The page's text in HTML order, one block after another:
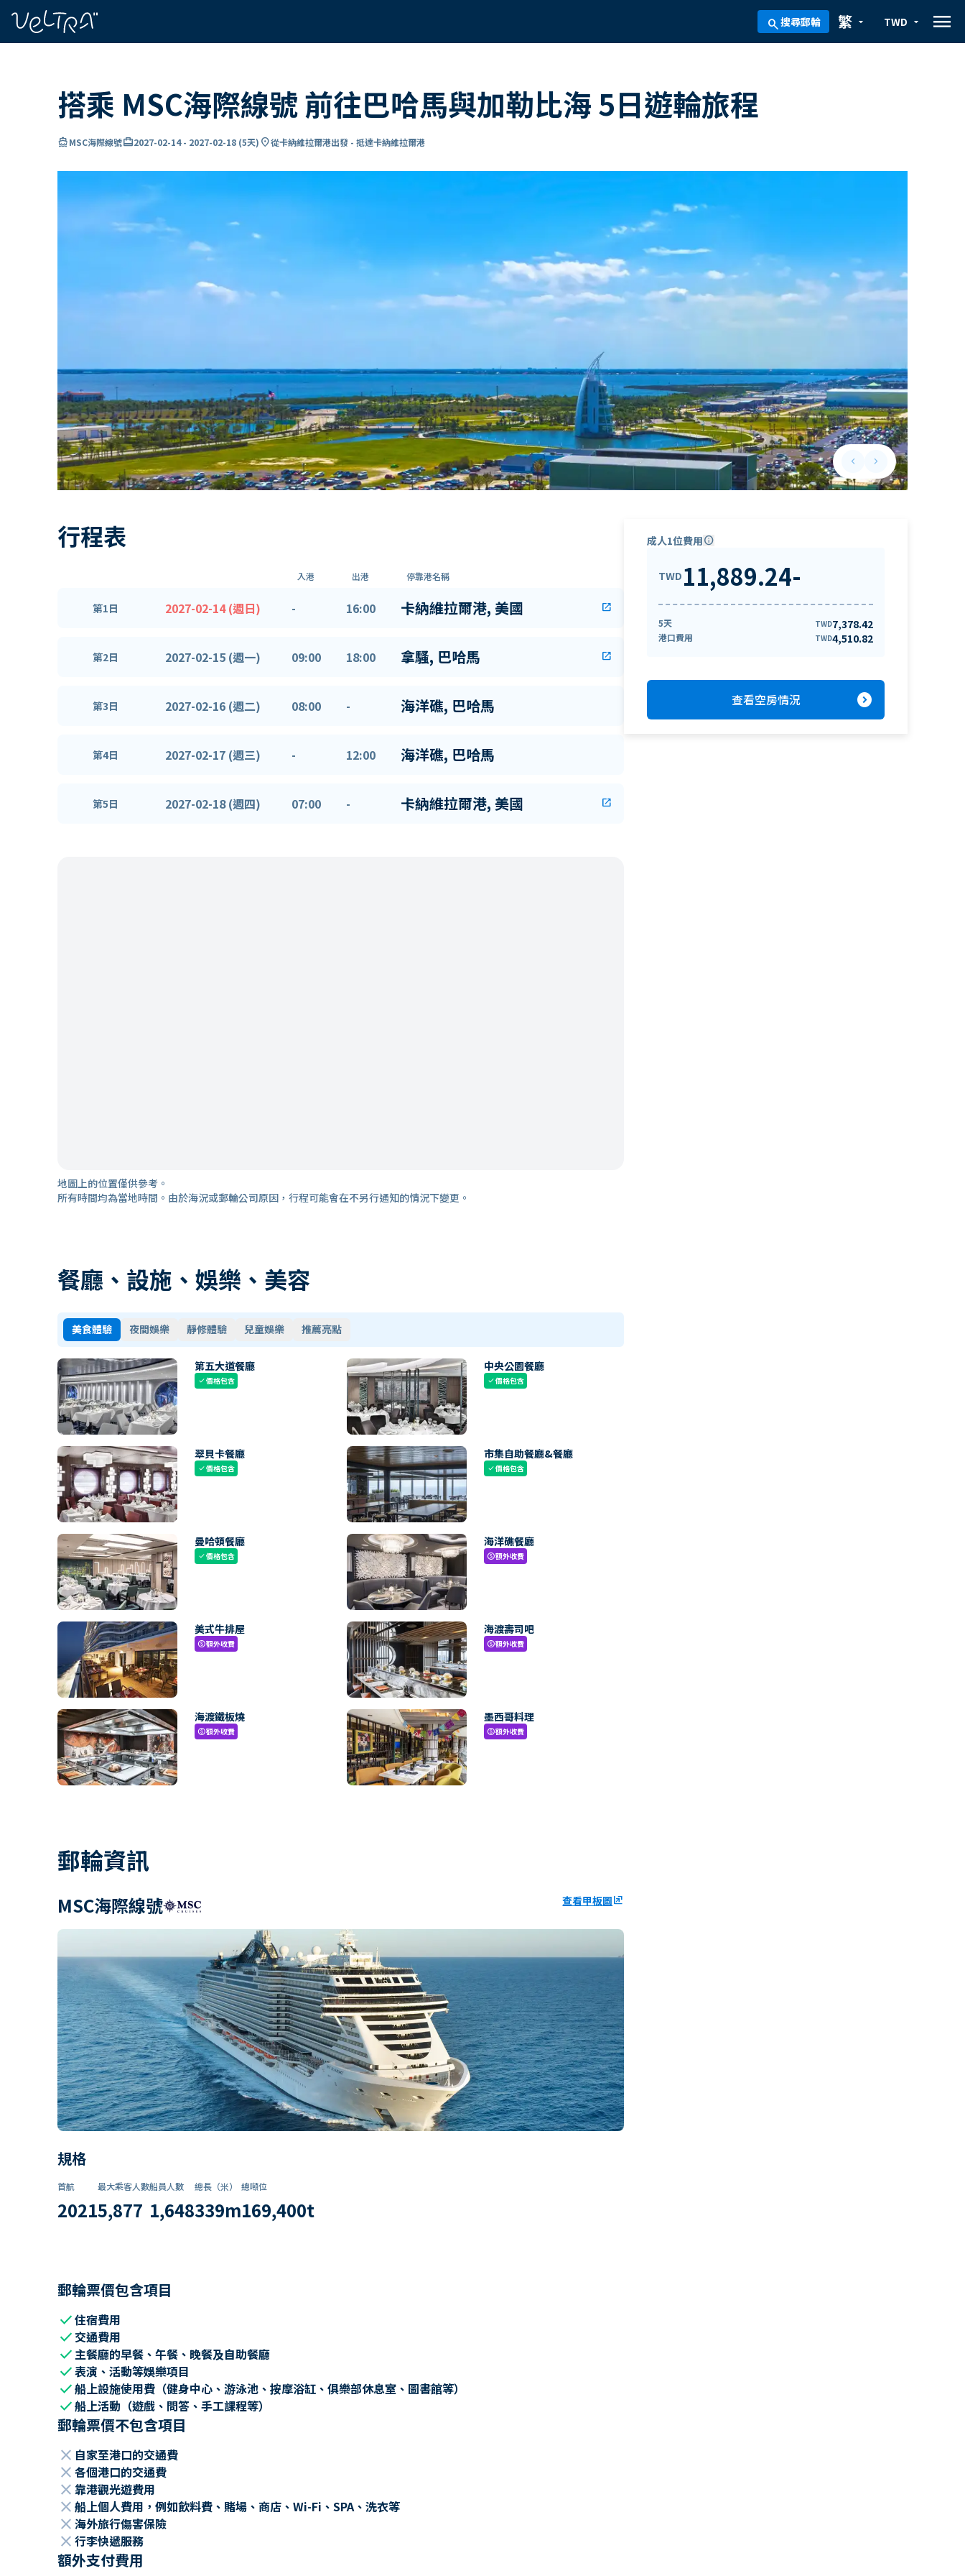
search搜尋郵輪 arrow_drop_down
繁 arrow_drop_down
TWD menu
搭乘 MSC海際線號 前往巴哈馬與加勒比海 5日遊輪旅程
directions_boatMSC海際線號card_travel2027-02-14- 2027-02-18 (5天) location_on從卡納維拉爾港出發 - 抵達卡納維拉爾港
keyboard_arrow_leftPrevious slide
keyboard_arrow_rightNext slide
行程表
入港 出港 停靠港名稱
第1日 2027-02-14 (週日) - 16:00 卡納維拉爾港, 美國 open_in_new
第2日 2027-02-15 (週一) 09:00 18:00 拿騷, 巴哈馬 open_in_new
第3日 2027-02-16 (週二) 08:00 - 海洋礁, 巴哈馬
第4日 2027-02-17 (週三) - 12:00 海洋礁, 巴哈馬
第5日 2027-02-18 (週四) 07:00 - 卡納維拉爾港, 美國 open_in_new
地圖上的位置僅供參考。
所有時間均為當地時間。由於海況或郵輪公司原因，行程可能會在不另行通知的情況下變更。
餐廳、設施、娛樂、美容
美食體驗 夜間娛樂 靜修體驗 兒童娛樂 推薦亮點
第五大道餐廳
check價格包含
中央公園餐廳
check價格包含
翠貝卡餐廳
check價格包含
市集自助餐廳&餐廳
check價格包含
曼哈頓餐廳
check價格包含
海洋礁餐廳
paid額外收費
美式牛排屋
paid額外收費
海渡壽司吧
paid額外收費
海渡鐵板燒
paid額外收費
墨西哥料理
paid額外收費
郵輪資訊
MSC海際線號 查看甲板圖ungroup
規格
首航
2021
最大乘客人數
5,877
船員人數
1,648
總長（米）
339m
總噸位
169,400t
郵輪票價包含項目
check住宿費用
check 交通費用
check主餐廳的早餐、午餐、晚餐及自助餐廳
check表演、活動等娛樂項目
check船上設施使用費（健身中心、游泳池、按摩浴缸、俱樂部休息室、圖書館等）
check船上活動（遊戲、問答、手工課程等）
郵輪票價不包含項目
close 自家至港口的交通費
close 各個港口的交通費
close 靠港觀光遊費用
close 船上個人費用，例如飲料費、賭場、商店、Wi-Fi、SPA、洗衣等
close 海外旅行傷害保險
close 行李快遞服務
額外支付費用
成人1位費用info
TWD 11,889.24-
5天 TWD7,378.42
港口費用 TWD4,510.82
查看空房情況 expand_circle_right